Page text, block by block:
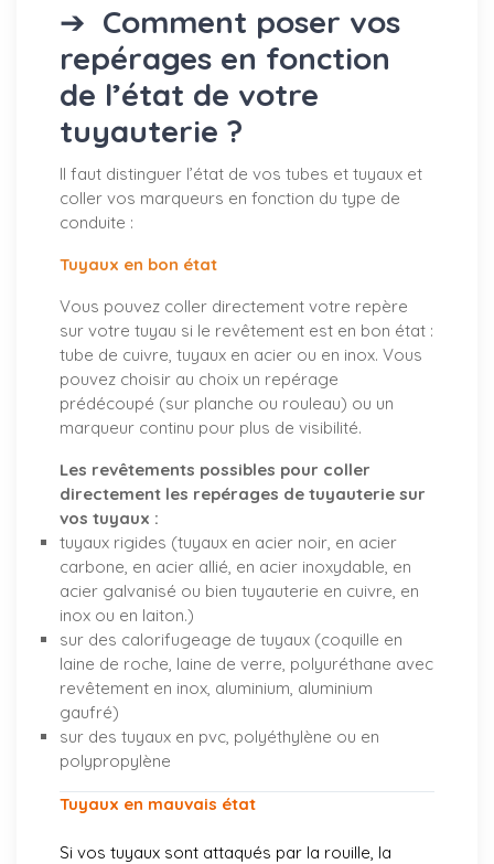
➔ Comment poser vos
repérages en fonction
de l’état de votre
tuyauterie ?
Il faut distinguer l’état de vos tubes et tuyaux et
coller vos marqueurs en fonction du type de
conduite :
Tuyaux en bon état
Vous pouvez coller directement votre repère
sur votre tuyau si le revêtement est en bon état :
tube de cuivre, tuyaux en acier ou en inox. Vous
pouvez choisir au choix un repérage
prédécoupé (sur planche ou rouleau) ou un
marqueur continu pour plus de visibilité.
Les revêtements possibles pour coller
directement les repérages de tuyauterie sur
vos tuyaux :
tuyaux rigides (tuyaux en acier noir, en acier
carbone, en acier allié, en acier inoxydable, en
acier galvanisé ou bien tuyauterie en cuivre, en
inox ou en laiton.)
sur des calorifugeage de tuyaux (coquille en
laine de roche, laine de verre, polyuréthane avec
revêtement en inox, aluminium, aluminium
gaufré)
sur des tuyaux en pvc, polyéthylène ou en
polypropylène
Tuyaux en mauvais état
Si vos tuyaux sont attaqués par la rouille, la